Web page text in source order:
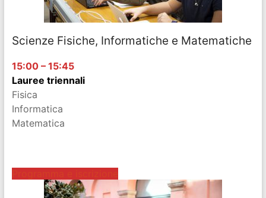
Scienze Fisiche, Informatiche e Matematiche
15:00 – 15:45
Lauree triennali
Fisica
Informatica
Matematica